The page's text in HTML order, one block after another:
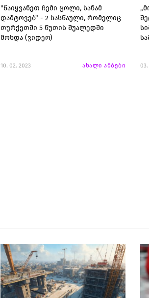
"წაიყვანეთ ჩემი ცოლი, სანამ
დამტოვებ" - 2 სასწაული, რომელიც
თურქეთში 5 წუთის შუალედში
მოხდა (ვიდეო)
10. 02. 2023 ახალი ამბები 03.